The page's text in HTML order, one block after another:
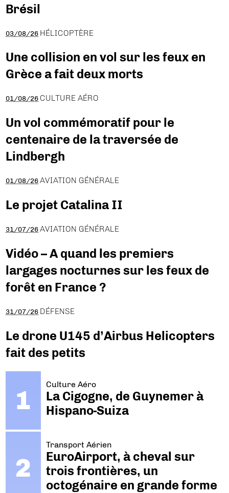
Brésil
03/08/26 HÉLICOPTÈRE
Une collision en vol sur les feux en
Grèce a fait deux morts
01/08/26 CULTURE AÉRO
Un vol commémoratif pour le
centenaire de la traversée de
Lindbergh
01/08/26 AVIATION GÉNÉRALE
Le projet Catalina II
31/07/26 AVIATION GÉNÉRALE
Vidéo – A quand les premiers
largages nocturnes sur les feux de
forêt en France ?
31/07/26 DÉFENSE
Le drone U145 d’Airbus Helicopters
fait des petits
Culture Aéro
La Cigogne, de Guynemer à
Hispano-Suiza
Transport Aérien
EuroAirport, à cheval sur
trois frontières, un
octogénaire en grande forme